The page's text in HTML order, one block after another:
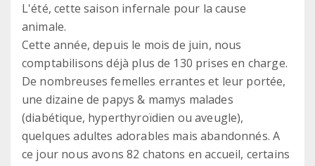
L'été, cette saison infernale pour la cause
animale.
Cette année, depuis le mois de juin, nous
comptabilisons déjà plus de 130 prises en charge.
De nombreuses femelles errantes et leur portée,
une dizaine de papys & mamys malades
(diabétique, hyperthyroïdien ou aveugle),
quelques adultes adorables mais abandonnés. A
ce jour nous avons 82 chatons en accueil, certains